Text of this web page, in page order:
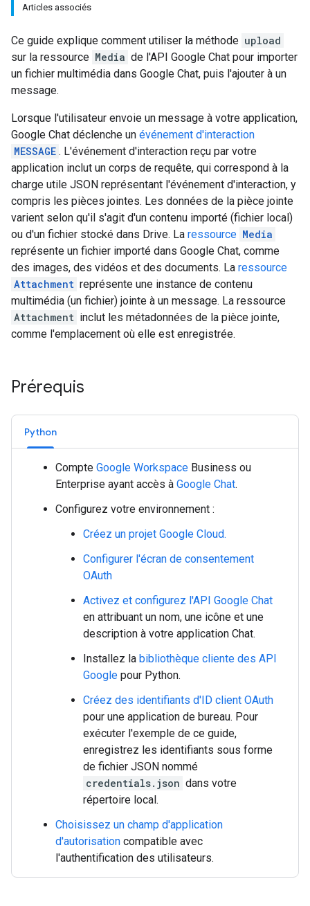
Articles associés
Ce guide explique comment utiliser la méthode upload
sur la ressource Media de l'API Google Chat pour importer
un fichier multimédia dans Google Chat, puis l'ajouter à un
message.
Lorsque l'utilisateur envoie un message à votre application,
Google Chat déclenche un événement d'interaction
MESSAGE . L'événement d'interaction reçu par votre
application inclut un corps de requête, qui correspond à la
charge utile JSON représentant l'événement d'interaction, y
compris les pièces jointes. Les données de la pièce jointe
varient selon qu'il s'agit d'un contenu importé (fichier local)
ou d'un fichier stocké dans Drive. La ressource Media
représente un fichier importé dans Google Chat, comme
des images, des vidéos et des documents. La ressource
Attachment représente une instance de contenu
multimédia (un fichier) jointe à un message. La ressource
Attachment inclut les métadonnées de la pièce jointe,
comme l'emplacement où elle est enregistrée.
Prérequis
Python
Compte Google Workspace Business ou
Enterprise ayant accès à Google Chat.
Configurez votre environnement :
Créez un projet Google Cloud.
Configurer l'écran de consentement
OAuth
Activez et configurez l'API Google Chat
en attribuant un nom, une icône et une
description à votre application Chat.
Installez la bibliothèque cliente des API
Google pour Python.
Créez des identifiants d'ID client OAuth
pour une application de bureau. Pour
exécuter l'exemple de ce guide,
enregistrez les identifiants sous forme
de fichier JSON nommé
credentials.json dans votre
répertoire local.
Choisissez un champ d'application
d'autorisation compatible avec
l'authentification des utilisateurs.